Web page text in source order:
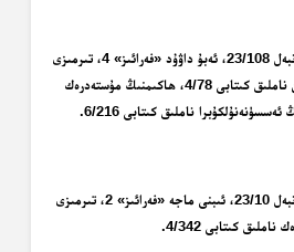
– مۇسنەد ئەھمەد ئىبنى ھەنبەل 23/108، ئەبۇ داۋۇد «فەرائىز» 4، تىرمىزى
«فەرائىز» 3، دارەقۇتنىنىڭ سۈنەن ناملىق كىتابى 4/78، ھاكىمنىڭ مۇستەدرەك
– مۇسنەد ئەھمەد ئىبنى ھەنبەل 23/10، ئىبنى ماجە «فەرائىز» 2، تىرمىزى